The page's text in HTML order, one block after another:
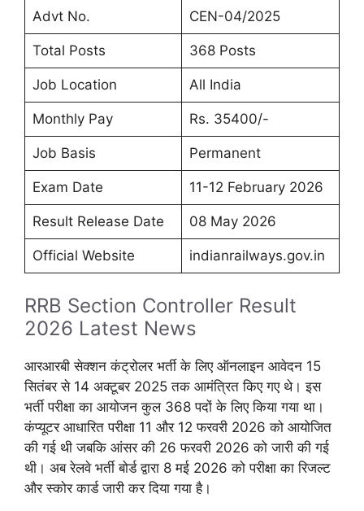
Advt No. CEN-04/2025
Total Posts 368 Posts
Job Location All India
Monthly Pay Rs. 35400/-
Job Basis Permanent
Exam Date 11-12 February 2026
Result Release Date 08 May 2026
Official Website indianrailways.gov.in
RRB Section Controller Result
2026 Latest News
आरआरबी सेक्शन कंट्रोलर भर्ती के लिए ऑनलाइन आवेदन 15
सितंबर से 14 अक्टूबर 2025 तक आमंत्रित किए गए थे। इस
भर्ती परीक्षा का आयोजन कुल 368 पदों के लिए किया गया था।
कंप्यूटर आधारित परीक्षा 11 और 12 फरवरी 2026 को आयोजित
की गई थी जबकि आंसर की 26 फरवरी 2026 को जारी की गई
थी। अब रेलवे भर्ती बोर्ड द्वारा 8 मई 2026 को परीक्षा का रिजल्ट
और स्कोर कार्ड जारी कर दिया गया है।